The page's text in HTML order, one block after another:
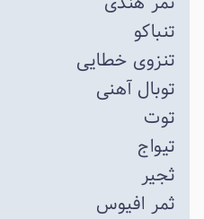
تنباکو
تنزوی خطایی
توبال آهنی
توت
تیواج
ثجیر
ثمر افیوس